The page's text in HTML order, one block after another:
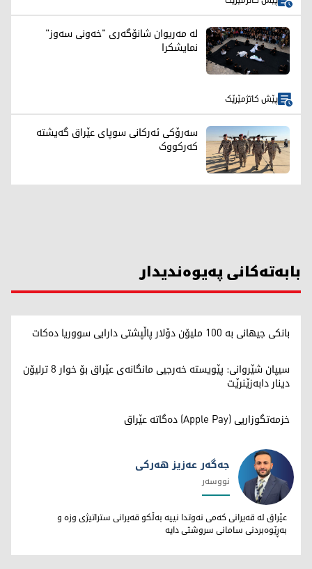
لە مەریوان شانۆگەری "خەونی سەوز"
نمایشکرا
پێش کاتژمێرێک
سەرۆکی ئەرکانی سوپای عێراق گەیشتە
کەرکووک
بابەتەکانی پەیوەندیدار
بانکی جیهانی بە 100 ملیۆن دۆلار پاڵپشتی دارایی سووریا دەکات
سیپان شێروانی: پێویستە خەرجیی مانگانەی عێراق بۆ خوار 8 ترلیۆن
دینار دابەزێنرێت
خزمەتگوزاریی (Apple Pay) دەگاتە عێراق
جەگەر عەزیز هەرکی
جەگەر عەزیز هەرکی
نووسەر
عێراق لە قەیرانی کەمی نەوتدا نییە بەڵکو قەیرانی ستراتیژی وزە و
بەڕێوەبردنی سامانی سروشتی دایە